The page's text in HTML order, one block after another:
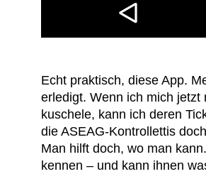
Echt praktisch, diese App.
erledigt. Wenn ich mich
kuschele, kann ich deren
die ASEAG-Kontrollettis
Man hilft doch, wo man
kennen – und kann ihnen